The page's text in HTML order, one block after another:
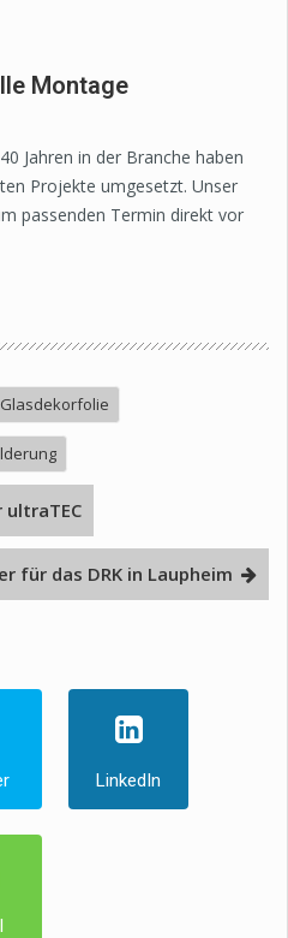
Montage
Jahren in der Branche haben
Projekte umgesetzt. Unser
passenden Termin direkt vor
Glasdekorfolie
für das DRK in Laupheim
LinkedIn